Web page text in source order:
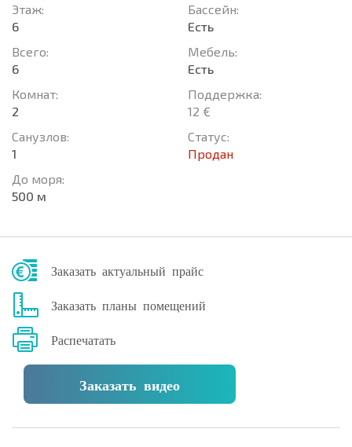
Этаж:
6
Всего:
6
Комнат:
2
Санузлов:
1
До моря:
500 м
Басcейн:
Есть
Мебель:
Есть
Поддержка:
12 €
Статус:
Продан
Заказать актуальный прайс
Заказать планы помещений
Распечатать
Заказать видео